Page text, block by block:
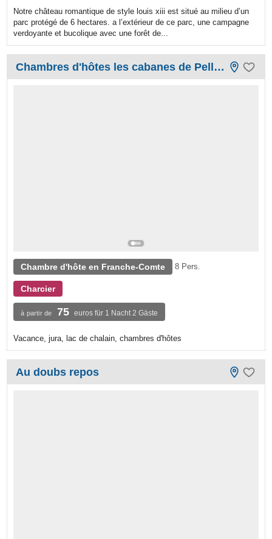
Notre château romantique de style louis xiii est situé au milieu d’un
parc protégé de 6 hectares. a l’extérieur de ce parc, une campagne
verdoyante et bucolique avec une forêt de...
Chambres d'hôtes les cabanes de Pellier
Chambre d'hôte en Franche-Comte 8 Pers.
Charcier
à partir de 75 euros für 1 Nacht 2 Gäste
Vacance, jura, lac de chalain, chambres d'hôtes
Au doubs repos